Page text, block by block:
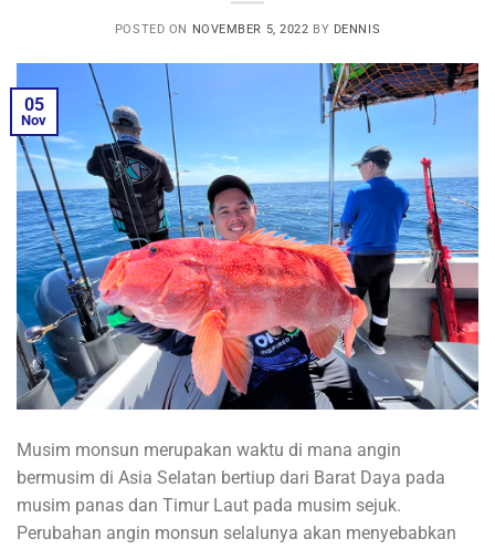
POSTED ON NOVEMBER 5, 2022 BY DENNIS
05
Nov
Musim monsun merupakan waktu di mana angin
bermusim di Asia Selatan bertiup dari Barat Daya pada
musim panas dan Timur Laut pada musim sejuk.
Perubahan angin monsun selalunya akan menyebabkan